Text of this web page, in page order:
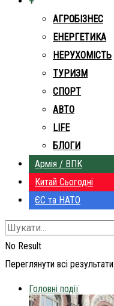
АГРОБІЗНЕС
ЕНЕРГЕТИКА
НЕРУХОМІСТЬ
ТУРИЗМ
СПОРТ
АВТО
LIFE
БЛОГИ
Армія / ВПК
Китай Сьогодні
ЄС та НАТО
No Result
Переглянути всі результати
Головні події